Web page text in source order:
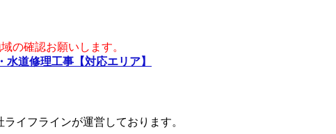
の確認お願いします。
道修理工事【対応エリア】
イフラインが運営しております。